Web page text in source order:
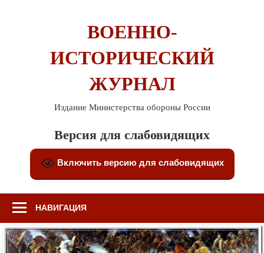
ВОЕННО-
ИСТОРИЧЕСКИЙ
ЖУРНАЛ
Издание Министерства обороны России
Версия для слабовидящих
Включить версию для слабовидящих
НАВИГАЦИЯ